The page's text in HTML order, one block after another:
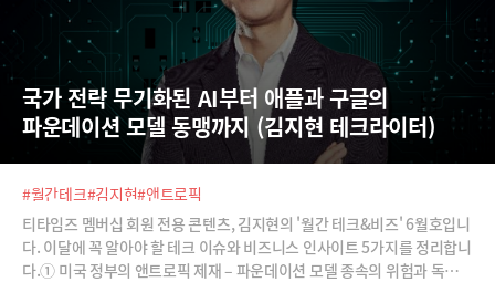
국가 전략 무기화된 AI부터 애플과 구글의
파운데이션 모델 동맹까지 (김지현 테크라이터)
#월간테크#김지현#앤트로픽
티타임즈 멤버십 회원 전용 콘텐츠, 김지현의 '월간 테크&비즈' 6월호입니
다. 이달에 꼭 알아야 할 테크 이슈와 비즈니스 인사이트 5가지를 정리합니
다.① 미국 정부의 앤트로픽 제재 – 파운데이션 모델 종속의 위험과 독자 A